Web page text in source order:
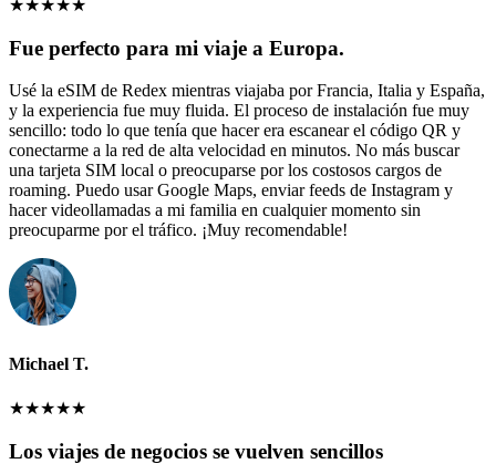
★★★★★
Fue perfecto para mi viaje a Europa.
Usé la eSIM de Redex mientras viajaba por Francia, Italia y España,
y la experiencia fue muy fluida. El proceso de instalación fue muy
sencillo: todo lo que tenía que hacer era escanear el código QR y
conectarme a la red de alta velocidad en minutos. No más buscar
una tarjeta SIM local o preocuparse por los costosos cargos de
roaming. Puedo usar Google Maps, enviar feeds de Instagram y
hacer videollamadas a mi familia en cualquier momento sin
preocuparme por el tráfico. ¡Muy recomendable!
Michael T.
★★★★★
Los viajes de negocios se vuelven sencillos